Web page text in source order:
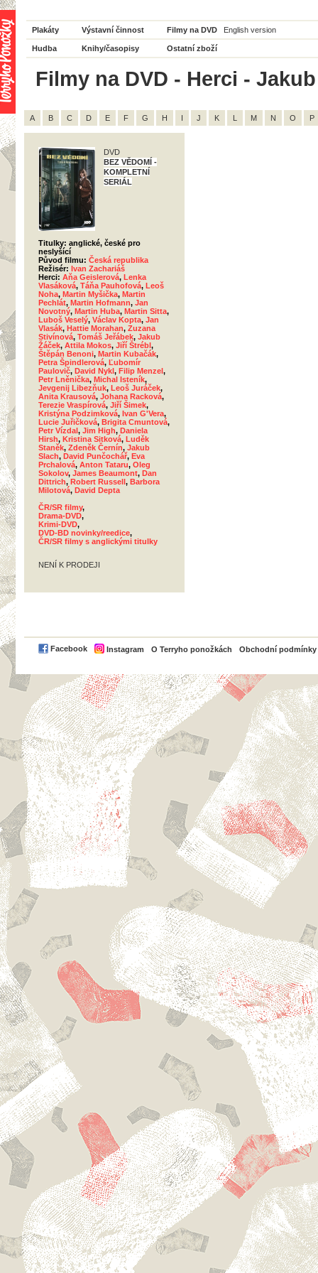
Plakáty Výstavní činnost Filmy na DVD English version
Hudba Knihy/časopisy Ostatní zboží
Filmy na DVD - Herci -
A B C D E F G H I J K L M N O P
DVD
BEZ VĚDOMÍ -
KOMPLETNÍ
SERIÁL
Titulky: anglické, české pro
neslyšící
Původ filmu: Česká republika
Režisér: Ivan Zachariáš
Herci: Aňa Geislerová, Lenka
Vlasáková, Táňa Pauhofová, Leoš
Noha, Martin Myšička, Martin
Pechlát, Martin Hofmann, Jan
Novotný, Martin Huba, Martin Sitta,
Luboš Veselý, Václav Kopta, Jan
Vlasák, Hattie Morahan, Zuzana
Stivínová, Tomáš Jeřábek, Jakub
Žáček, Attila Mokos, Jiří Štrébl,
Štěpán Benoni, Martin Kubačák,
Petra Špindlerová, Ľubomír
Paulovič, David Nykl, Filip Menzel,
Petr Lněnička, Michal Isteník,
Jevgenij Libezňuk, Leoš Juráček,
Anita Krausová, Johana Racková,
Terezie Vraspírová, Jiří Šimek,
Kristýna Podzimková, Ivan G'Vera,
Lucie Juřičková, Brigita Cmuntová,
Petr Vízdal, Jim High, Daniela
Hirsh, Kristina Sitková, Luděk
Staněk, Zdeněk Černín, Jakub
Slach, David Punčochář, Eva
Prchalová, Anton Tataru, Oleg
Sokolov, James Beaumont, Dan
Dittrich, Robert Russell, Barbora
Milotová, David Depta
ČR/SR filmy,
Drama-DVD,
Krimi-DVD,
DVD-BD novinky/reedice,
ČR/SR filmy s anglickými titulky
NENÍ K PRODEJI
Facebook Instagram O Terryho ponožkách Obchodní podmínky
PayPal